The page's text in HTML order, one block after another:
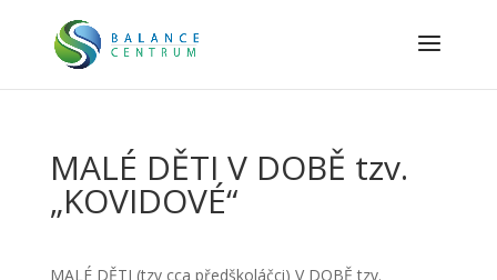
MALÉ DĚTI V DOBĚ tzv.
„KOVIDOVÉ“
MALÉ DĚTI (tzv cca předškoláčci) V DOBĚ tzv.